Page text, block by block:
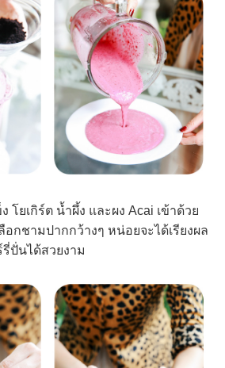
โยเกิร์ต น้ำผึ้ง และผง Acai เข้าด้วย
อกชามปากกว้างๆ หน่อยจะได้เรียงผล
ปั่นได้สวยงาม